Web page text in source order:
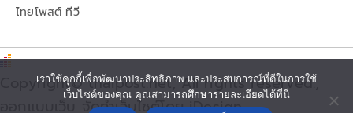
ไทยโพสต์ ทีวี
Copyright© thaipost.net, All rights reserved.,
ออกแบบเว็บ จัดทำเว็บไซต์โดย iDesign
เราใช้คุกกี้เพื่อพัฒนาประสิทธิภาพ และประสบการณ์ที่ดีในการใช้
เว็บไซต์ของคุณ คุณสามารถศึกษารายละเอียดได้ที่นี่